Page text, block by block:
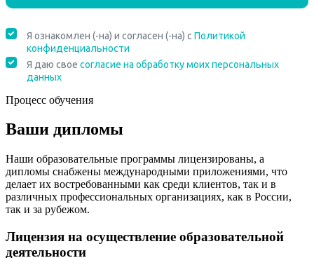
Процесс обучения
Ваши дипломы
Наши образовательные программы лицензированы, а
дипломы снабжены международными приложениями, что
делает их востребованными как среди клиентов, так и в
различных профессиональных организациях, как в России,
так и за рубежом.
Лицензия на осуществление образовательной
деятельности